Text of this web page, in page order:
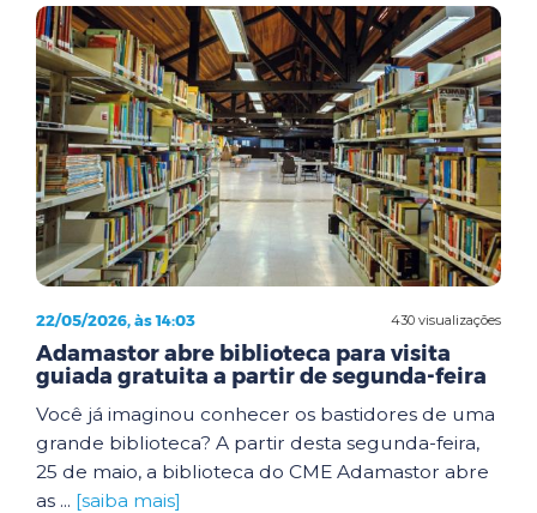
430 visualizações
22/05/2026, às 14:03
Adamastor abre biblioteca para visita
guiada gratuita a partir de segunda-feira
Você já imaginou conhecer os bastidores de uma
grande biblioteca? A partir desta segunda-feira,
25 de maio, a biblioteca do CME Adamastor abre
as ... [saiba mais]